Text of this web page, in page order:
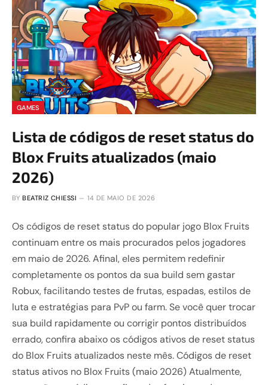
GAMES
Lista de códigos de reset status do
Blox Fruits atualizados (maio
2026)
BY BEATRIZ CHIESSI 14 DE MAIO DE 2026
Os códigos de reset status do popular jogo Blox Fruits
continuam entre os mais procurados pelos jogadores
em maio de 2026. Afinal, eles permitem redefinir
completamente os pontos da sua build sem gastar
Robux, facilitando testes de frutas, espadas, estilos de
luta e estratégias para PvP ou farm. Se você quer trocar
sua build rapidamente ou corrigir pontos distribuídos
errado, confira abaixo os códigos ativos de reset status
do Blox Fruits atualizados neste mês. Códigos de reset
status ativos no Blox Fruits (maio 2026) Atualmente,